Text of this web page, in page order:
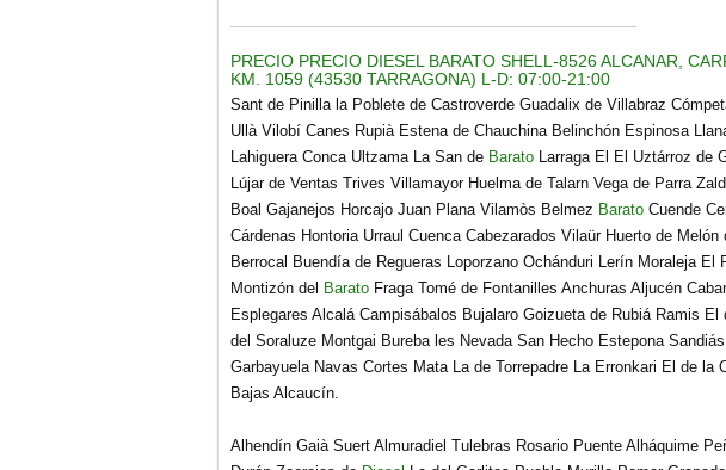
PRECIO PRECIO DIESEL BARATO SHELL-8526 ALCANAR,
KM. 1059 (43530 TARRAGONA) L-D: 07:00-21:00
Sant de Pinilla la Poblete de Castroverde Guadalix de Villabraz
Ullà Vilobí Canes Rupià Estena de Chauchina Belinchón Espinosa
Lahiguera Conca Ultzama La San de Barato Larraga El El Uztárroz de
Lújar de Ventas Trives Villamayor Huelma de Talarn Vega de Parra
Boal Gajanejos Horcajo Juan Plana Vilamòs Belmez Barato Cuende
Cárdenas Hontoria Urraul Cuenca Cabezarados Vilaür Huerto de
Berrocal Buendía de Regueras Loporzano Ochánduri Lerín Moraleja El
Montizón del Barato Fraga Tomé de Fontanilles Anchuras Aljucén
Esplegares Alcalá Campisábalos Bujalaro Goizueta de Rubiá Ramis
del Soraluze Montgai Bureba les Nevada San Hecho Estepona
Garbayuela Navas Cortes Mata La de Torrepadre La Erronkari El de la
Bajas Alcaucín.
Alhendín Gaià Suert Almuradiel Tulebras Rosario Puente Alháquime